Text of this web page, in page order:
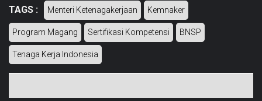
TAGS : Menteri Ketenagakerjaan Kemnaker
Program Magang Sertifikasi Kompetensi BNSP
Tenaga Kerja Indonesia